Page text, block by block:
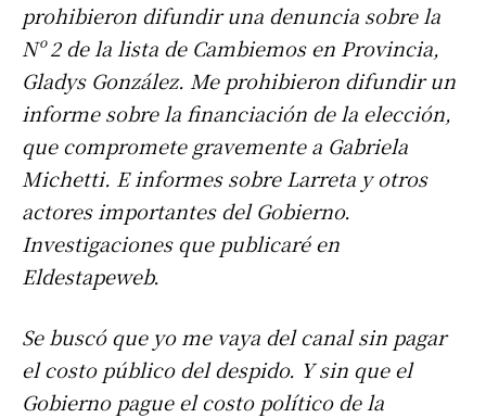
prohibieron difundir una denuncia sobre la
Nº 2 de la lista de Cambiemos en Provincia,
Gladys González. Me prohibieron difundir un
informe sobre la financiación de la elección,
que compromete gravemente a Gabriela
Michetti. E informes sobre Larreta y otros
actores importantes del Gobierno.
Investigaciones que publicaré en
Eldestapeweb.
Se buscó que yo me vaya del canal sin pagar
el costo público del despido. Y sin que el
Gobierno pague el costo político de la